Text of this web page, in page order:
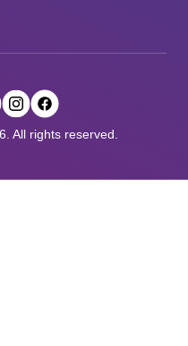
All rights reserved.